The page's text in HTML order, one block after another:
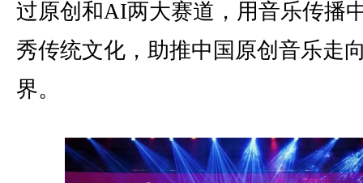
过原创和AI两大赛道，用音乐传播
秀传统文化，助推中国原创音乐走
界。